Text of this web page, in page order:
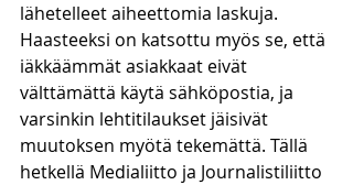
lähetelleet aiheettomia laskuja.
Haasteeksi on katsottu myös se, että
iäkkäämmät asiakkaat eivät
välttämättä käytä sähköpostia, ja
varsinkin lehtitilaukset jäisivät
muutoksen myötä tekemättä. Tällä
hetkellä Medialiitto ja Journalistiliitto